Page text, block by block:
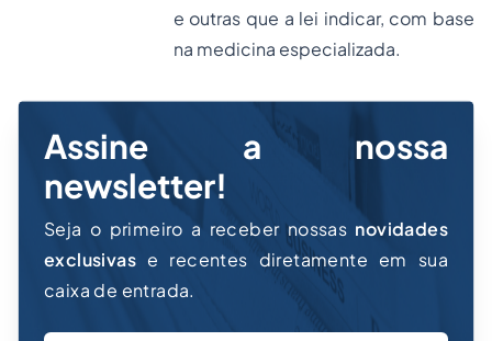
e outras que a lei indicar, com base
na medicina especializada.
Assine a nossa
newsletter!
Seja o primeiro a receber nossas novidades
exclusivas e recentes diretamente em sua
caixa de entrada.